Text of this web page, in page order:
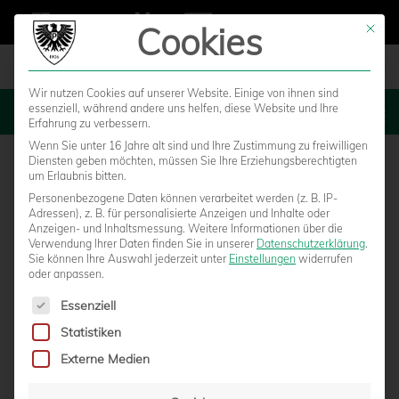
MENU
BAUMASSNAHME LIEGT DEUTLICH VOR D
Mit
Cookies
Wir nutzen Cookies auf unserer Website. Einige von ihnen sind
essenziell, während andere uns helfen, diese Website und Ihre
Erfahrung zu verbessern.
Wenn Sie unter 16 Jahre alt sind und Ihre Zustimmung zu freiwilligen
Diensten geben möchten, müssen Sie Ihre Erziehungsberechtigten
um Erlaubnis bitten.
Personenbezogene Daten können verarbeitet werden (z. B. IP-
Adressen), z. B. für personalisierte Anzeigen und Inhalte oder
Anzeigen- und Inhaltsmessung. Weitere Informationen über die
Verwendung Ihrer Daten finden Sie in unserer Datenschutzerklärung.
Sie können Ihre Auswahl jederzeit unter Einstellungen widerrufen
oder anpassen.
Es folgt eine Liste der Service-Gruppen, für die eine
Essenziell
Statistiken
Externe Medien